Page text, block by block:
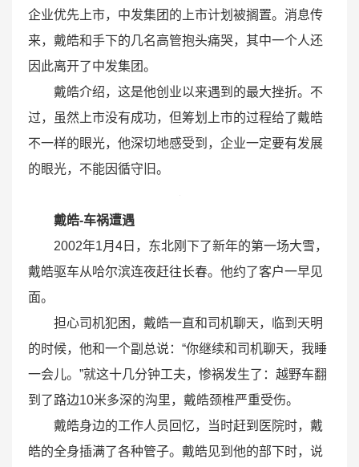
企业优先上市，中发集团的上市计划被搁置。消息传
来，戴皓和手下的几名高管抱头痛哭，其中一个人还
因此离开了中发集团。
戴皓介绍，这是他创业以来遇到的最大挫折。不
过，虽然上市没有成功，但筹划上市的过程给了戴皓
不一样的眼光，他深切地感受到，企业一定要有发展
的眼光，不能因循守旧。
戴皓-车祸遭遇
2002年1月4日，东北刚下了新年的第一场大雪，
戴皓驱车从哈尔滨连夜赶往长春。他约了客户一早见
面。
担心司机犯困，戴皓一直和司机聊天，临到天明
的时候，他和一个副总说：“你继续和司机聊天，我睡
一会儿。”就这十几分钟工夫，惨祸发生了：越野车翻
到了路边10米多深的沟里，戴皓颈椎严重受伤。
戴皓身边的工作人员回忆，当时赶到医院时，戴
皓的全身插满了各种管子。戴皓见到他的部下时，说